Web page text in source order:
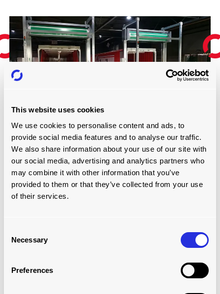
This website uses cookies
We use cookies to personalise content and ads, to
provide social media features and to analyse our traffic.
We also share information about your use of our site with
our social media, advertising and analytics partners who
may combine it with other information that you’ve
provided to them or that they’ve collected from your use
of their services.
Selection
Necessary
Preferences
INBEV, BELGIEN, RISERPLATE-SYSTEM